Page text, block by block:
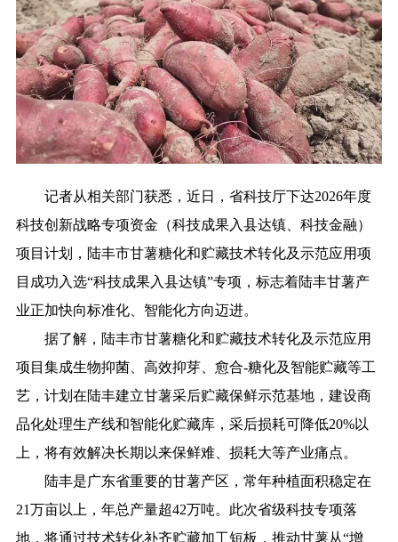
记者从相关部门获悉，近日，省科技厅下达2026年度
科技创新战略专项资金（科技成果入县达镇、科技金融）
项目计划，陆丰市甘薯糖化和贮藏技术转化及示范应用项
目成功入选“科技成果入县达镇”专项，标志着陆丰甘薯产
业正加快向标准化、智能化方向迈进。
据了解，陆丰市甘薯糖化和贮藏技术转化及示范应用
项目集成生物抑菌、高效抑芽、愈合-糖化及智能贮藏等工
艺，计划在陆丰建立甘薯采后贮藏保鲜示范基地，建设商
品化处理生产线和智能化贮藏库，采后损耗可降低20%以
上，将有效解决长期以来保鲜难、损耗大等产业痛点。
陆丰是广东省重要的甘薯产区，常年种植面积稳定在
21万亩以上，年总产量超42万吨。此次省级科技专项落
地，将通过技术转化补齐贮藏加工短板，推动甘薯从“增